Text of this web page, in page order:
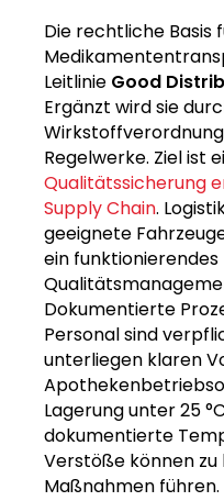
Die rechtliche Basis
Leitlinie Good
Ergänzt wird sie
Regelwerke. Ziel ist
Qualitätssicherung
Supply Chain.
geeignete
ein funktionierendes
Dokumentierte
Personal sind
unterliegen klaren
Lagerung unter 25
dokumentierte
Verstöße können
Maßnahmen führen.